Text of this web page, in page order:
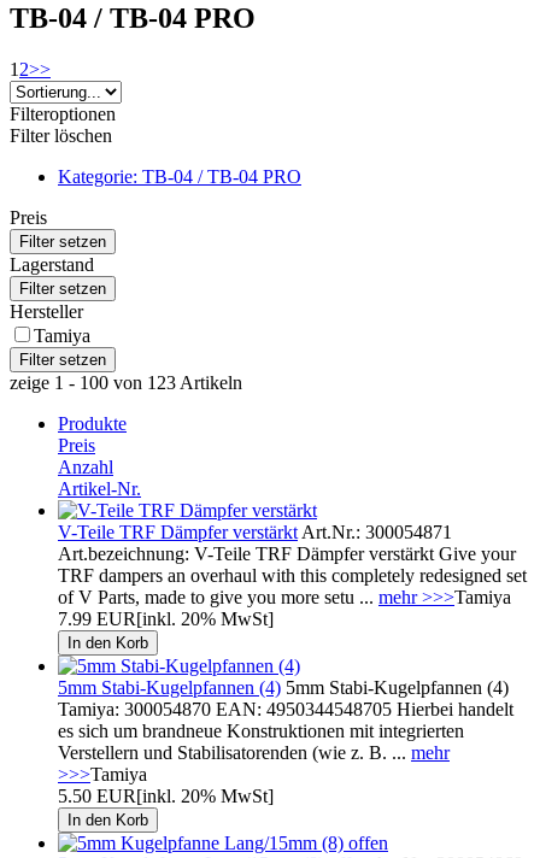
TB-04 / TB-04 PRO
1 2>>
Filteroptionen
Filter löschen
Kategorie: TB-04 / TB-04 PRO
Preis
Lagerstand
Hersteller
Tamiya
zeige 1 - 100 von 123 Artikeln
Produkte
Preis
Anzahl
Artikel-Nr.
V-Teile TRF Dämpfer verstärkt Art.Nr.: 300054871
Art.bezeichnung: V-Teile TRF Dämpfer verstärkt Give your
TRF dampers an overhaul with this completely redesigned set
of V Parts, made to give you more setu ... mehr >>>Tamiya
7.99 EUR[inkl. 20% MwSt]
5mm Stabi-Kugelpfannen (4) 5mm Stabi-Kugelpfannen (4)
Tamiya: 300054870 EAN: 4950344548705 Hierbei handelt
es sich um brandneue Konstruktionen mit integrierten
Verstellern und Stabilisatorenden (wie z. B. ... mehr
>>>Tamiya
5.50 EUR[inkl. 20% MwSt]